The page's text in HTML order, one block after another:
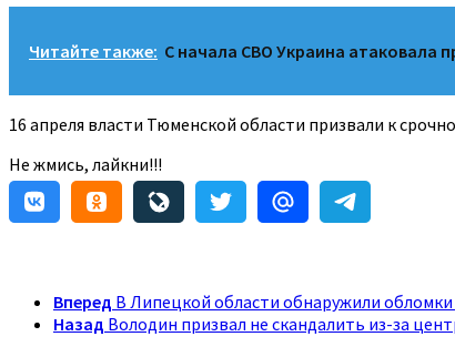
Читайте также: С начала СВО Украина атаковала
16 апреля власти Тюменской области призвали к
Не жмись, лайкни!!!
Вперед В Липецкой области обнаружили
Назад Володин призвал не скандалить из-за